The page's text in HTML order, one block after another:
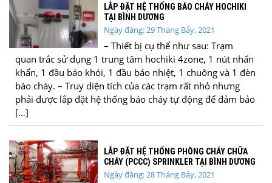
LẮP ĐẶT HỆ THỐNG BÁO CHÁY HOCHIKI
TẠI BÌNH DƯƠNG
Ngày đăng: 29 Tháng Bảy, 2021
– Thiết bị cụ thể như sau: Trạm
quan trắc sử dụng 1 trung tâm hochiki 4zone, 1 nút nhấn
khẩn, 1 đầu báo khói, 1 đầu báo nhiệt, 1 chuông và 1 đèn
báo cháy. – Truy diện tích của các trạm rất nhỏ nhưng
phải được lắp đặt hệ thống báo cháy tự động để đảm bảo
[…]
LẮP ĐẶT HỆ THỐNG PHÒNG CHÁY CHỮA
CHÁY (PCCC) SPRINKLER TẠI BÌNH DƯƠNG
Ngày đăng: 28 Tháng Bảy, 2021